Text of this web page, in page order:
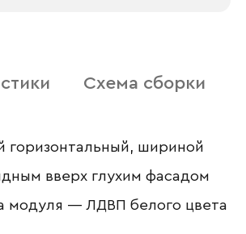
Схема сборки
горизонтальный, шириной
вверх глухим фасадом
модуля — ЛДВП белого цвета